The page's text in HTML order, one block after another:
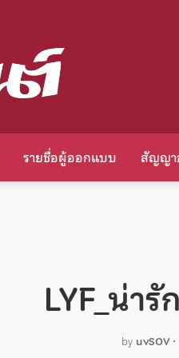
รายชื่อผู้ออกแบบ สัญญ
LYF_น่า
by uvSOV•